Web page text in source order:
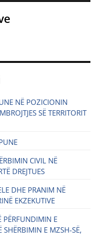
NË POZICIONIN
SË TERRITORIT
CIVIL NË
DREJTUES
DHE PRANIM NË
EKZEKUTIVE
PËRFUNDIMIN E
SHËRBIMIN E MZSH-SË,